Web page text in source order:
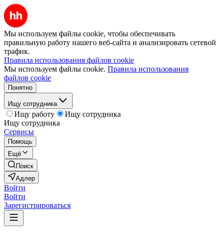
Мы используем файлы cookie, чтобы обеспечивать
правильную работу нашего веб-сайта и анализировать сетевой
трафик.
Правила использования файлов cookie
Мы используем файлы cookie. Правила использования
файлов cookie
Понятно
Ищу сотрудника
Ищу работу
Ищу сотрудника
Ищу сотрудника
Сервисы
Помощь
Ещё
Поиск
Адлер
Войти
Войти
Зарегистрироваться